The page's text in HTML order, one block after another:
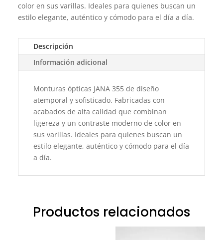
color en sus varillas. Ideales para quienes buscan un
estilo elegante, auténtico y cómodo para el día a día.
Descripción
Información adicional
Monturas ópticas JANA 355 de diseño
atemporal y sofisticado. Fabricadas con
acabados de alta calidad que combinan
ligereza y un contraste moderno de color en
sus varillas. Ideales para quienes buscan un
estilo elegante, auténtico y cómodo para el día
a día.
Productos relacionados